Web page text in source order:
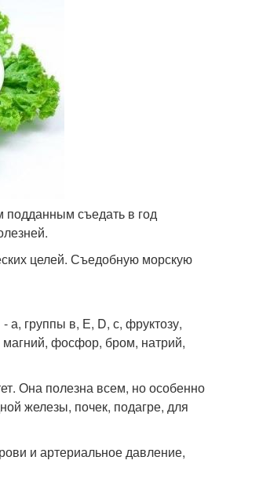
подданным съедать в год
целей. Съедобную морскую
а, группы в, Е, D, с, фруктозу,
фосфор, бром, натрий,
Она полезна всем, но особенно
железы, почек, подагре, для
и артериальное давление,